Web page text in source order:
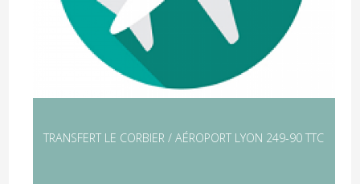
TRANSFERT LE CORBIER / AÉROPORT LYON 249-90 TTC